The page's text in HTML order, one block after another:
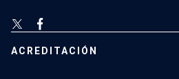
ACREDITACIÓN